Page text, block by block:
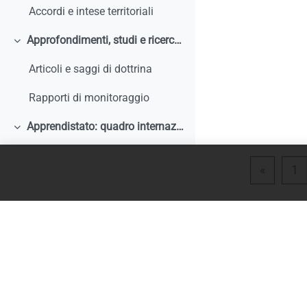
Accordi e intese territoriali
Collapse
Approfondimenti, studi e ricerche
Articoli e saggi di dottrina
Rapporti di monitoraggio
Collapse
Apprendistato: quadro internazionale e comparato